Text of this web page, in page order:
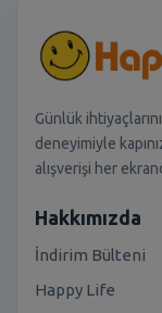
Günlük
deneyimiyle
alışverişi her
Hakkımızda
İndirim Bülteni
Happy Life